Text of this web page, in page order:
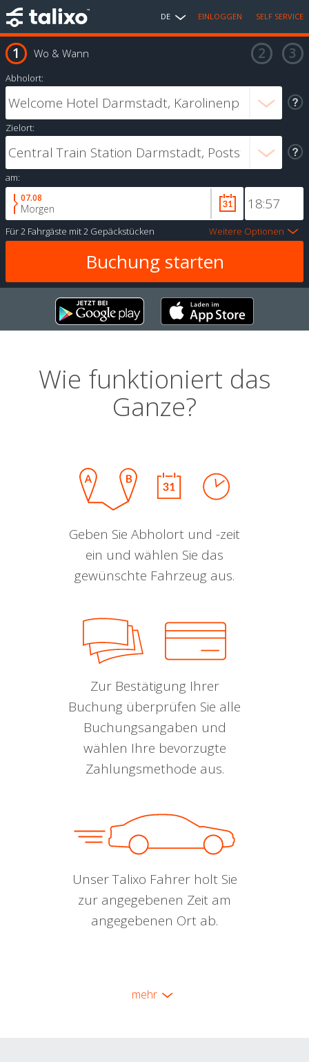
DE EINLOGGEN SELF SERVICE
Wo & Wann
Abholort:
Zielort:
am:
07.08
Morgen
Für2 Fahrgäste mit2 Gepäckstücken Weitere Optionen
Wie funktioniert das
Ganze?
Geben Sie Abholort und -zeit
ein und wählen Sie das
gewünschte Fahrzeug aus.
Zur Bestätigung Ihrer
Buchung überprüfen Sie alle
Buchungsangaben und
wählen Ihre bevorzugte
Zahlungsmethode aus.
Unser Talixo Fahrer holt Sie
zur angegebenen Zeit am
angegebenen Ort ab.
mehr